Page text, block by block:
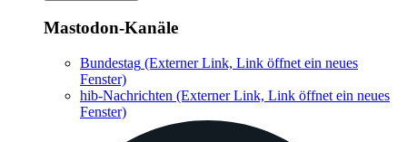
Mastodon-Kanäle
Bundestag (Externer Link, Link öffnet ein neues
Fenster)
hib-Nachrichten (Externer Link, Link öffnet ein neues
Fenster)